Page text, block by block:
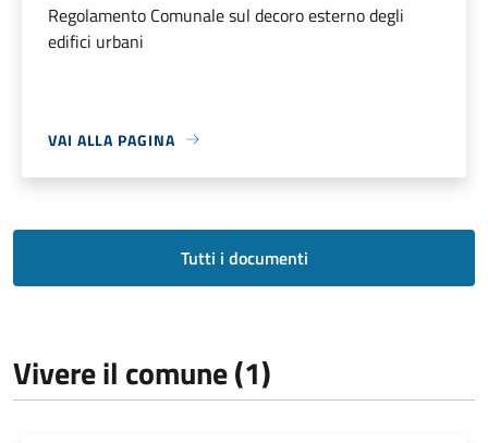
Regolamento Comunale sul decoro esterno degli
edifici urbani
VAI ALLA PAGINA
Tutti i documenti
Vivere il comune (1)